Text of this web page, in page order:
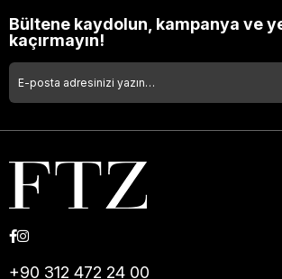
Bültene kaydolun, kampanya ve
kaçırmayın!
+90 312 472 24 00